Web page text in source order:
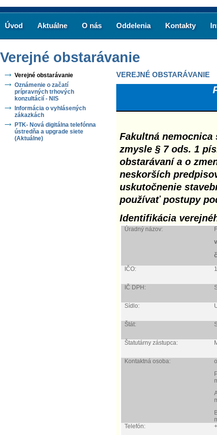
Úvod Aktuálne O nás Oddelenia Kontakty
Verejné obstarávanie
Verejné obstarávanie
Oznámenie o začatí
prípravných trhových
konzultácií - NIS
Informácia o vyhlásených
zákazkách
PTK- Nová digitálna telefónna
ústredňa a upgrade siete
(Aktuálne)
VEREJNÉ OBSTARÁVANIE
Fakultná
zmysle § 7 ods. 1
obstarávaní a o
neskorších
uskutočnenie
používať postupy
Identifikácia
Úradný názov:
IČO:
IČ DPH:
Sídlo:
Štát:
Štatutárny zástupca:
Kontaktná osoba:
Telefón: